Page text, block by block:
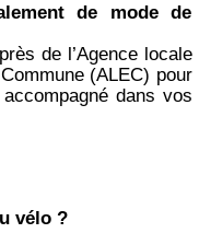
de mode de
de l’Agence locale
(ALEC) pour
dans vos
vélo ?